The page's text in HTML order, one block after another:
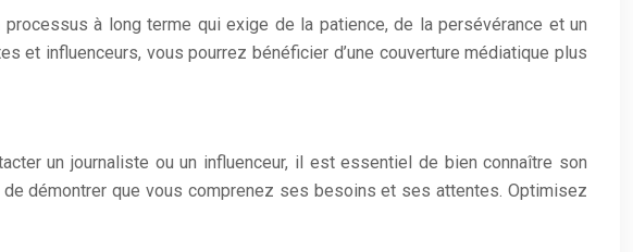
processus à long terme qui exige de la patience, de la persévérance et un
et influenceurs, vous pourrez bénéficier d’une couverture médiatique plus
un journaliste ou un influenceur, il est essentiel de bien connaître son
démontrer que vous comprenez ses besoins et ses attentes. Optimisez